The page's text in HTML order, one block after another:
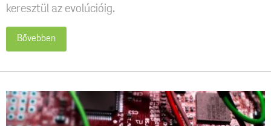
keresztül az evolúcióig.
Bővebben